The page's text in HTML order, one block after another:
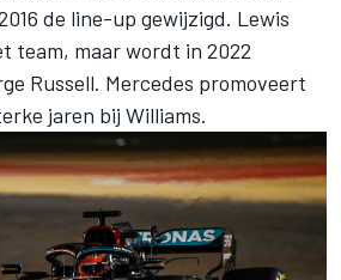
de line-up gewijzigd. Lewis
team, maar wordt in 2022
Russell. Mercedes promoveert
jaren bij Williams.